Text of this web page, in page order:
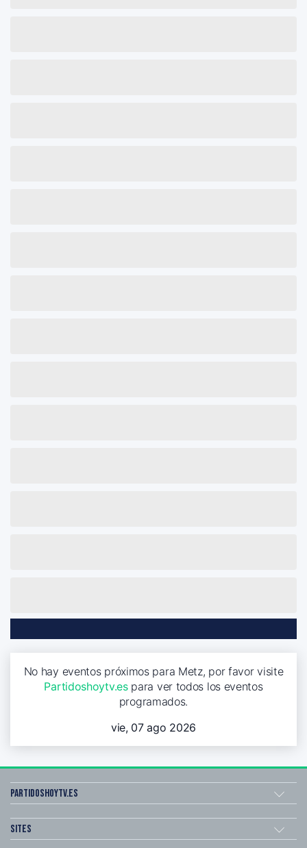
No hay eventos próximos para Metz, por favor visite
Partidoshoytv.espara ver todos los eventos
programados.
vie, 07 ago 2026
Partidoshoytv.es
Sites